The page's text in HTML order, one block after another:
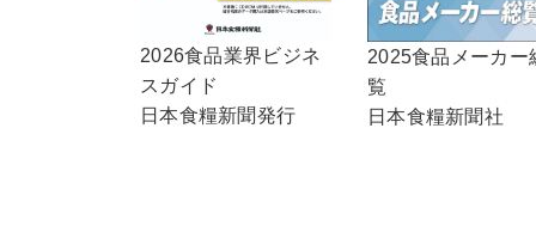
2026食品業界ビジネ
スガイド
日本食糧新聞発行
2025食品メーカー
覧
日本食糧新聞社